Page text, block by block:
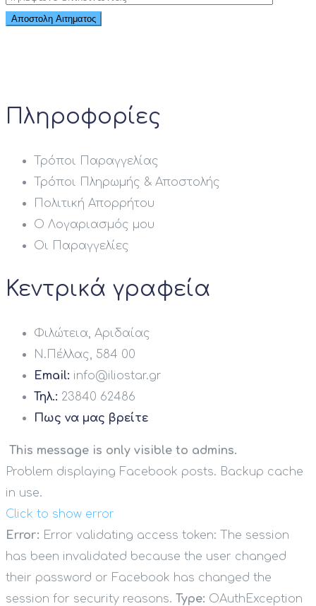
Πληροφορίες
Τρόποι Παραγγελίας
Τρόποι Πληρωμής & Αποστολής
Πολιτική Απορρήτου
Ο Λογαριασμός μου
Οι Παραγγελίες
Κεντρικά γραφεία
Φιλώτεια, Αριδαίας
Ν.Πέλλας, 584 00
Email: info@iliostar.gr
Τηλ.: 23840 62486
Πως να μας βρείτε
This message is only visible to admins.
Problem displaying Facebook posts. Backup cache
in use.
Click to show error
Error: Error validating access token: The session
has been invalidated because the user changed
their password or Facebook has changed the
session for security reasons. Type: OAuthException